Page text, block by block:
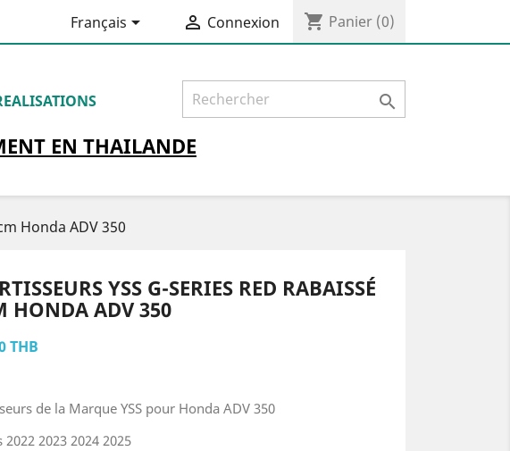
Français  Connexion shopping_cart Panier (0)

EN THAILANDE
Honda ADV 350
YSS G-SERIES RED RABAISSÉ
HONDA ADV 350
THB
de la Marque YSS pour Honda ADV 350
2023 2024 2025